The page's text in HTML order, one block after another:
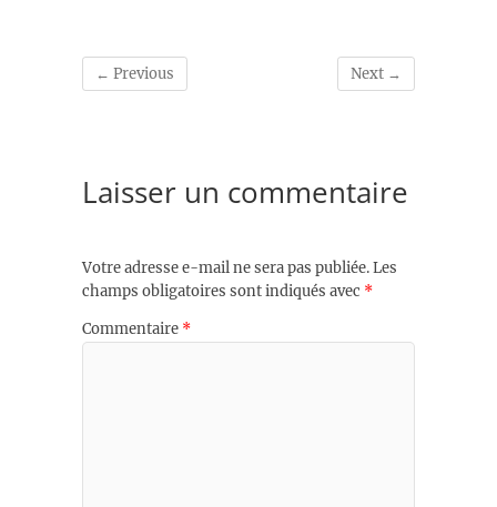
← Previous Next →
Laisser un commentaire
Votre adresse e-mail ne sera pas publiée.Les
champs obligatoires sont indiqués avec *
Commentaire *